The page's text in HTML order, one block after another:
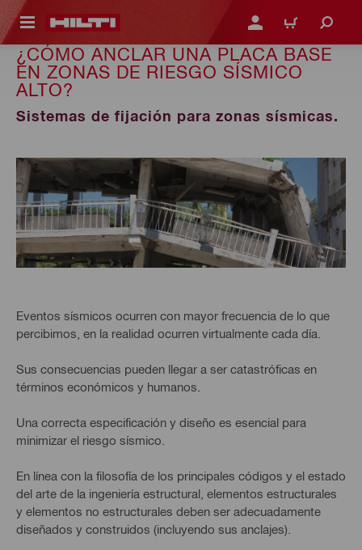
PRINCIPAL INICIE SESIÓN O
CARRITO
¿CÓMO ANCLAR UNA PLACA BASE
EN ZONAS DE RIESGO SÍSMICO
ALTO?
Sistemas de fijación para zonas sísmicas.
Eventos sísmicos ocurren con mayor frecuencia de lo que
percibimos, en la realidad ocurren virtualmente cada día.
Sus consecuencias pueden llegar a ser catastróficas en
términos económicos y humanos.
Una correcta especificación y diseño es esencial para
minimizar el riesgo sísmico.
En línea con la filosofía de los principales códigos y el estado
del arte de la ingeniería estructural, elementos estructurales
y elementos no estructurales deben ser adecuadamente
diseñados y construidos (incluyendo sus anclajes).